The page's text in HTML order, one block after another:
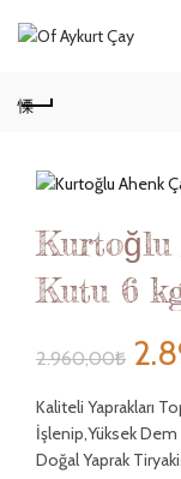
Kurtoğlu
Kutu 6
2.960,00₺
Kaliteli Yaprakları
İşlenip,Yüksek Dem
Doğal Yaprak